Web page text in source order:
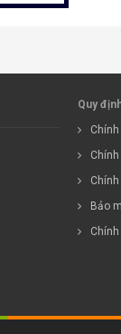
Quy
Bảo